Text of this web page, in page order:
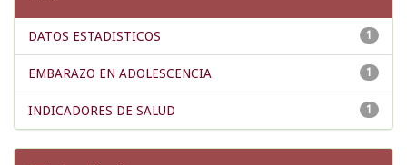
1
DATOS ESTADISTICOS
1
EMBARAZO EN ADOLESCENCIA
1
INDICADORES DE SALUD